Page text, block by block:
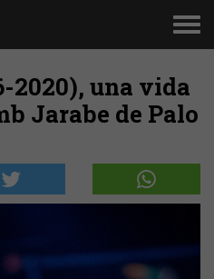
2020), una vida
Jarabe de Palo